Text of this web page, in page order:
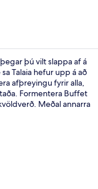
þú vilt slappa af á
Talaia hefur upp á að
afþreyingu fyrir alla,
Formentera Buffet
Meðal annarra
sérstaklega